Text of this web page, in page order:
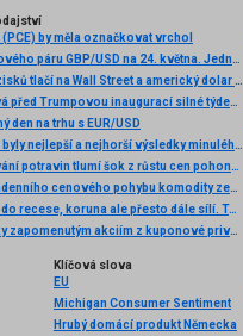
by měla označkovat vrchol
Plán obchodování měnového páru GBP/USD na 24. května. Jednoduché tipy pro začátečníky
Denní shrnutí: Vybírání zisků tlačí na Wall Street a americký dolar roste
Wall Street zaznamenává před Trumpovou inaugurací silné týdenní výsledky. Americký akciový trh je v Den Martina Luthera Kinga zavřený
den na trhu s EUR/USD
🎥 Týden na trzích: Jaké byly nejlepší a nejhorší výsledky minulého týdne? Zhodnocení výsledkové sezóny
Prohlubující se zlevňování potravin tlumí šok z růstu cen pohonných hmot, inflace ale i tak zrychlí ke třem procentům. ČNB ale zatím bude vyčkávat
Technická analýza intradenního cenového pohybu komodity zemní plyn, pondělí 19. srpna 2024
Česko letos asi spadne do recese, koruna ale přesto dále sílí. To je ale paradoxy
Statisíce Čechů mají díky zapomenutým akciím z kuponové privatizace stále šanci získat peníze, se kterými nepočítali. Jejich nalezení i prodej lze díky službě Zapomenuté miliardy vyřešit rychle a snadno online.
Klíčová slova
EU
Michigan Consumer Sentiment
Hrubý domácí produkt Německa